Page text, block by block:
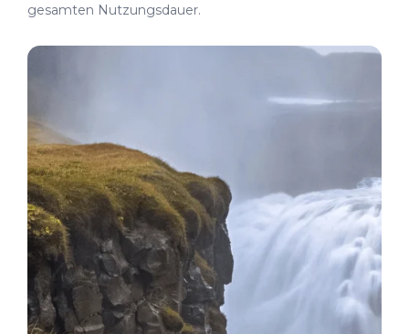
gesamten Nutzungsdauer.